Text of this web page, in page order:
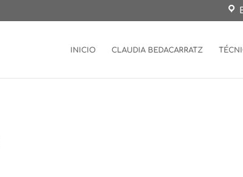
INICIO CLAUDIA BEDACARRATZ